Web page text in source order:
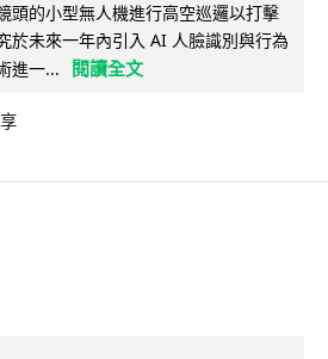
頭的小型無人機進行高空巡邏以打擊
於未來一年內引入 AI 人臉識別與行為
進一...
閱讀全文